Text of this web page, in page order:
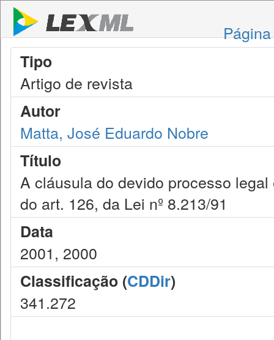
Tipo
Artigo de revista
Autor
Matta, José Eduardo Nobre
Título
A cláusula do devido processo
do art. 126, da Lei nº 8.213/91
Data
2001, 2000
Classificação (CDDir)
341.272